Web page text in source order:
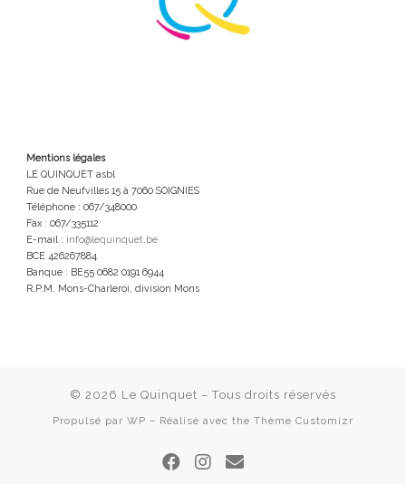
Mentions légales
LE QUINQUET asbl
Rue de Neufvilles 15 à 7060 SOIGNIES
Téléphone : 067/348000
Fax : 067/335112
E-mail : info@lequinquet.be
BCE 426267884
Banque : BE55 0682 0191 6944
R.P.M. Mons-Charleroi, division Mons
© 2026 Le Quinquet – Tous droits réservés
Propulsé par WP – Réalisé avec the Thème Customizr